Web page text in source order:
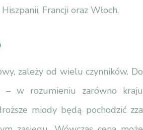
Francji oraz Włoch.
zależy od wielu czynników. Do
– w rozumieniu zarówno kraju
miody będą pochodzić zza